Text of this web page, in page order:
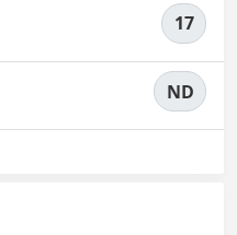
17
ND